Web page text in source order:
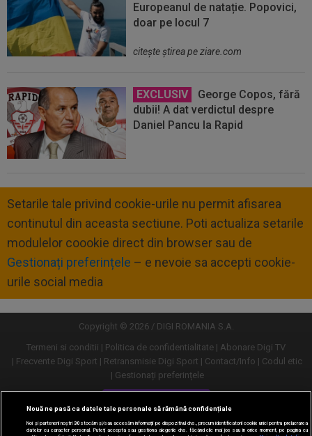
Europeanul de natație. Popovici,
doar pe locul 7
citeşte ştirea pe ziare.com
EXCLUSIV
George Copos, fără
dubii! A dat verdictul despre
Daniel Pancu la Rapid
Setarile tale privind cookie-urile nu permit afisarea
continutul din aceasta sectiune. Poti actualiza setarile
modulelor coookie direct din browser sau de
Gestionați preferințele – e nevoie sa accepti cookie-
urile social media
Copyright © 2026 / DIGI ROMANIA S.A.
Termeni si conditii
Politica de confidentialitate
Abonare Digi TV
Frecvente Digi Sport
Retransmisie Digi Sport Contact/Info
Codul etic
Gestionați preferințele
Versiune desktop
Nouă ne pasă ca datele tale personale să rămână confidențiale
Noi și partenerii noștri30stocăm și/sau accesăm informații pe dispozitivul dvs., precum identificatorii cookie unici pentru prelucrarea
datelor cu caracter personal. Puteți accepta sau gestiona alegerile dvs. făcând clic mai jos sau în orice moment, pe pagina cu